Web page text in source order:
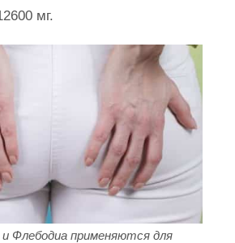
мг.
Флебодиа применяются для